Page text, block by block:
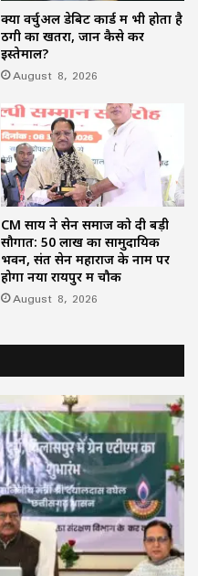
क्या वर्चुअल डेबिट कार्ड में भी होता है
ठगी का खतरा, जानें कैसे करें
इस्तेमाल?
August 8, 2026
CM साय ने सेन समाज को दी बड़ी
सौगात: 50 लाख का सामुदायिक
भवन, संत सेन महाराज के नाम पर
होगा नया रायपुर में चौक
August 8, 2026